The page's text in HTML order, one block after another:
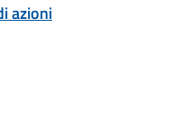
azioni